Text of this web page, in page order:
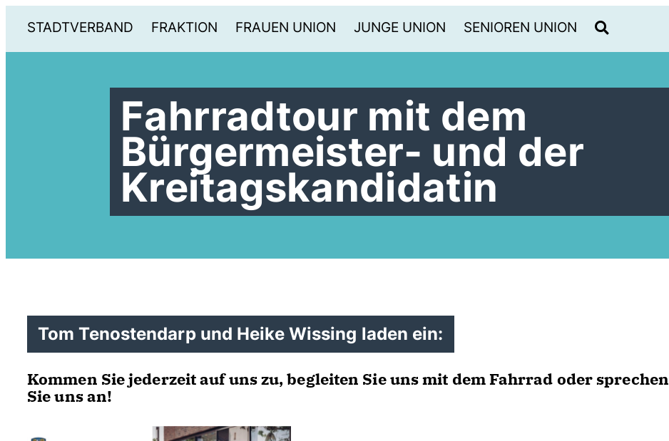
STADTVERBAND FRAKTION FRAUEN UNION JUNGE UNION SENIOREN UNION
Fahrradtour mit dem
Bürgermeister- und der
Kreitagskandidatin
Tom Tenostendarp und Heike Wissing laden ein:
Kommen Sie jederzeit auf uns zu, begleiten Sie uns mit dem Fahrrad oder sprechen
Sie uns an!